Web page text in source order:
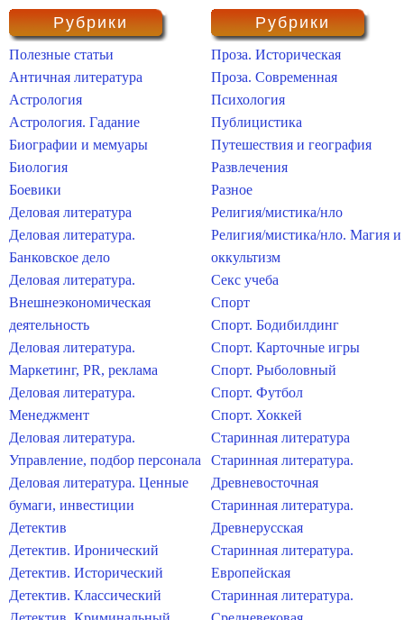
Рубрики
Полезные статьи
Античная литература
Астрология
Астрология. Гадание
Биографии и мемуары
Биология
Боевики
Деловая литература
Деловая литература.
Банковское дело
Деловая литература.
Внешнеэкономическая
деятельность
Деловая литература.
Маркетинг, PR, реклама
Деловая литература.
Менеджмент
Деловая литература.
Управление, подбор персонала
Деловая литература. Ценные
бумаги, инвестиции
Детектив
Детектив. Иронический
Детектив. Исторический
Детектив. Классический
Рубрики
Проза. Историческая
Проза. Современная
Психология
Публицистика
Путешествия и география
Развлечения
Разное
Религия/мистика/нло
Религия/мистика/нло. Магия и
оккультизм
Секс учеба
Спорт
Спорт. Бодибилдинг
Спорт. Карточные игры
Спорт. Рыболовный
Спорт. Футбол
Спорт. Хоккей
Старинная литература
Старинная литература.
Древневосточная
Старинная литература.
Древнерусская
Старинная литература.
Европейская
Старинная литература.